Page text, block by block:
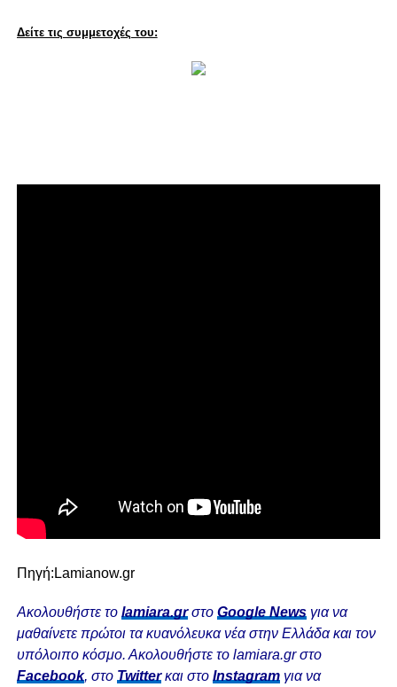
Δείτε τις συμμετοχές του:
Πηγή:Lamianow.gr
Ακολουθήστε το lamiara.grστο Google Newsγια να
μαθαίνετε πρώτοι τα κυανόλευκα νέα στην Ελλάδα και τον
υπόλοιπο κόσμο. Ακολουθήστε το lamiara.gr στο
Facebook, στο Twitterκαι στο Instagram για να